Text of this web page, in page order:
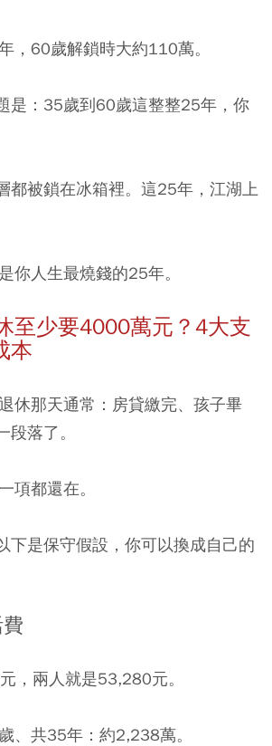
，60歲解鎖時大約110萬。
是：35歲到60歲這整整25年，你
都被鎖在冰箱裡。這25年，江湖上
你人生最燒錢的25年。
至少要4000萬元？4大支
本
休那天通常：房貸繳完、孩子畢
落了。
項都還在。
下是保守假設，你可以換成自己的
，兩人就是53,280元。
、共35年：約2,238萬。